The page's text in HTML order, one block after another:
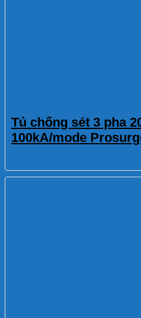
Tủ chống sét 3 pha
100kA/mode